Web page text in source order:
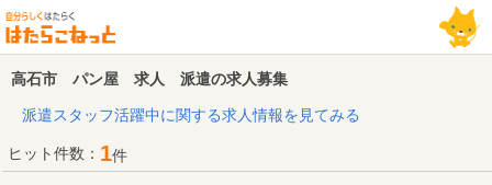
高石市 パン屋 求人 派遣の求人募集
派遣スタッフ活躍中に関する求人情報を見てみる
ヒット件数： 1件